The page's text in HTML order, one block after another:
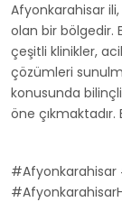
Afyonkarahisar
olan bir bölgedir.
çeşitli klinikler,
çözümleri
konusunda
öne
#Afyonkarahisar